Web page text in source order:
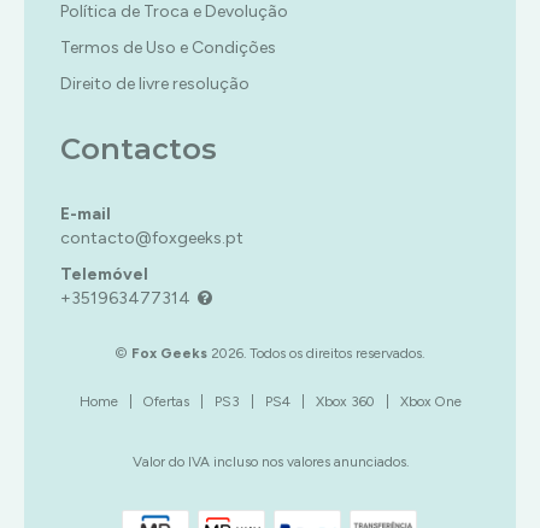
Política de Troca e Devolução
Termos de Uso e Condições
Direito de livre resolução
Contactos
E-mail
contacto@foxgeeks.pt
Telemóvel
+351963477314
© Fox Geeks 2026. Todos os direitos reservados.
Home| Ofertas| PS3 PS4| Xbox 360 Xbox One
Valor do IVA incluso nos valores anunciados.